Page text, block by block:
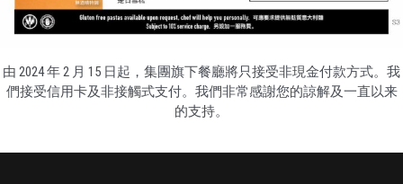
由 2024 年 2 月 15 日起，集團旗下餐廳將只接受非現金付款方式。我
們接受信用卡及非接觸式支付。我們非常感謝您的諒解及一直以来
的支持。